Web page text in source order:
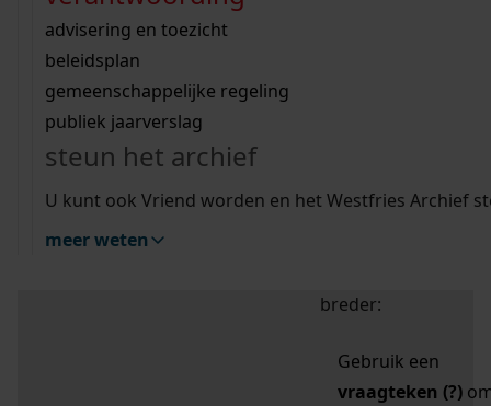
bouwvergunningen
omgevingsvergunningen
vergunningen
beeld en geluid
uitleg nodig?
Wij helpen u op weg met een aantal zoektips.
bekijk alle zoektips
Wij helpen u op weg met een aantal zoektips.
bekijk alle zoektips
bekijk ons geschiedenislokaal
advisering en toezicht
beleidsplan
gemeenschappelijke regeling
publiek jaarverslag
steun het archief
U kunt ook Vriend worden en het Westfries Archief
meer weten
zoektips
Mijn Studiezaal (inloggen)
uw zoekopdracht te
breder:
Gebruik een
vraagteken (?)